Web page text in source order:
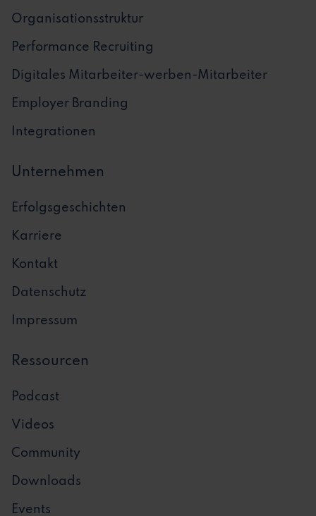
Organisationsstruktur
Performance Recruiting
Digitales Mitarbeiter-werben-Mitarbeiter
Employer Branding
Integrationen
Unternehmen
Erfolgsgeschichten
Karriere
Kontakt
Datenschutz
Impressum
Ressourcen
Podcast
Videos
Community
Downloads
Events